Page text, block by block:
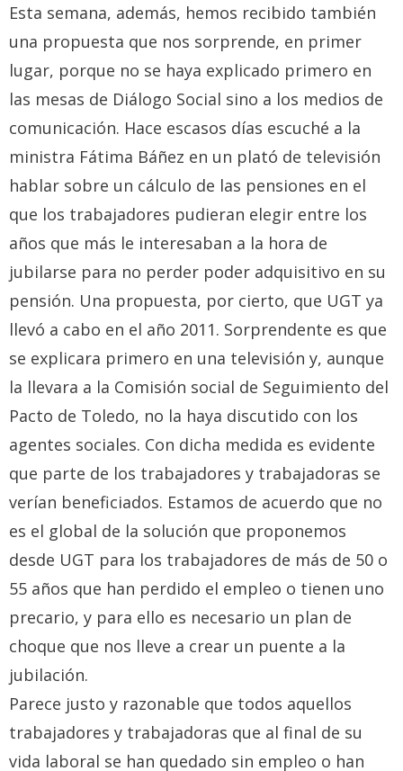
Esta semana, además, hemos recibido también
una propuesta que nos sorprende, en primer
lugar, porque no se haya explicado primero en
las mesas de Diálogo Social sino a los medios de
comunicación. Hace escasos días escuché a la
ministra Fátima Báñez en un plató de televisión
hablar sobre un cálculo de las pensiones en el
que los trabajadores pudieran elegir entre los
años que más le interesaban a la hora de
jubilarse para no perder poder adquisitivo en su
pensión. Una propuesta, por cierto, que UGT ya
llevó a cabo en el año 2011. Sorprendente es que
se explicara primero en una televisión y, aunque
la llevara a la Comisión social de Seguimiento del
Pacto de Toledo, no la haya discutido con los
agentes sociales. Con dicha medida es evidente
que parte de los trabajadores y trabajadoras se
verían beneficiados. Estamos de acuerdo que no
es el global de la solución que proponemos
desde UGT para los trabajadores de más de 50 o
55 años que han perdido el empleo o tienen uno
precario, y para ello es necesario un plan de
choque que nos lleve a crear un puente a la
jubilación.
Parece justo y razonable que todos aquellos
trabajadores y trabajadoras que al final de su
vida laboral se han quedado sin empleo o han